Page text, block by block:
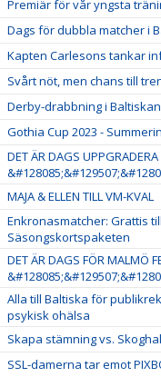
Premiär för vår yngsta
Dags för dubbla matcher i
Kapten Carlesons tankar
Svårt nöt, men chans till
Derby-drabbning i Baltiskan
Gothia Cup 2023 -
DET ÄR DAGS
MAJA & ELLEN TILL VM-KVAL
Enkronasmatcher: Grattis
Säsongskortspaketen
DET ÄR DAGS FÖR MALMÖ
Alla till Baltiska för
psykisk ohälsa
Skapa stämning vs.
SSL-damerna tar emot